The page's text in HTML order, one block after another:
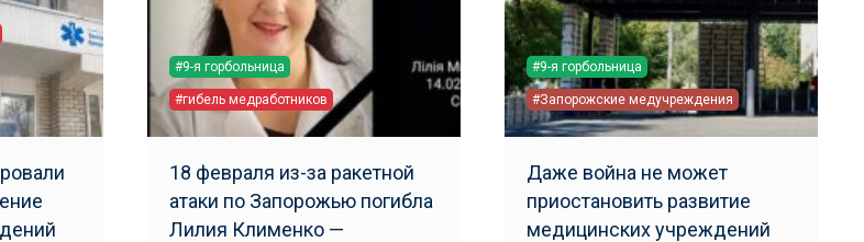
#9-я горбольница
#гибель медработников
18 февраля из-за ракетной
атаки по Запорожью погибла
Лилия Клименко —
#9-я горбольница
#Запорожские медучреждения
Даже война не может
приостановить развитие
медицинских учреждений